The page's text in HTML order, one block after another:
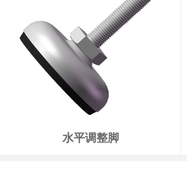
水平调整脚